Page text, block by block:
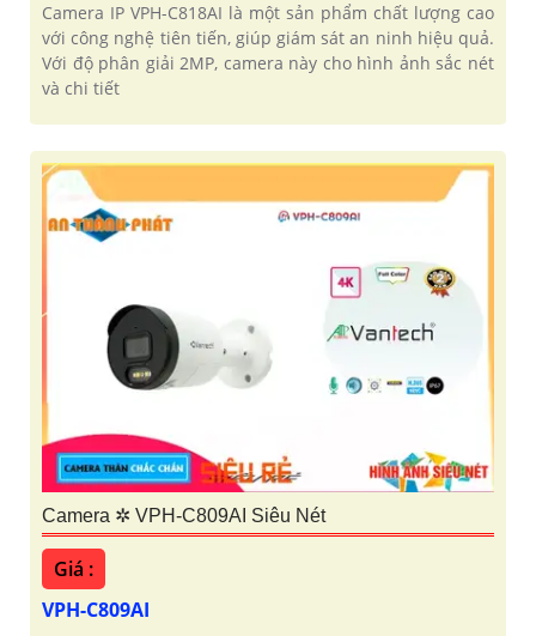
Camera IP VPH-C818AI là một sản phẩm chất lượng cao
với công nghệ tiên tiến, giúp giám sát an ninh hiệu quả.
Với độ phân giải 2MP, camera này cho hình ảnh sắc nét
và chi tiết
Camera ✲ VPH-C809AI Siêu Nét
Giá :
VPH-C809AI